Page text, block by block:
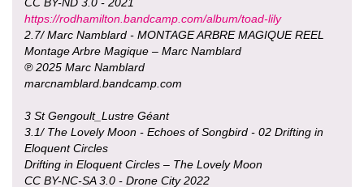
https://rodhamilton.bandcamp.com/album/toad-lily
2.7/ Marc Namblard - MONTAGE ARBRE MAGIQUE REEL
Montage Arbre Magique – Marc Namblard
℗ 2025 Marc Namblard
marcnamblard.bandcamp.com
3 St Gengoult_Lustre Géant
3.1/ The Lovely Moon - Echoes of Songbird - 02 Drifting in
Eloquent Circles
Drifting in Eloquent Circles – The Lovely Moon
CC BY-NC-SA 3.0 - Drone City 2022